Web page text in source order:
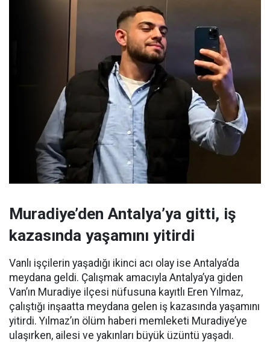
Muradiye’den Antalya’ya gitti, iş
kazasında yaşamını yitirdi
Vanlı işçilerin yaşadığı ikinci acı olay ise Antalya’da
meydana geldi. Çalışmak amacıyla Antalya’ya giden
Van’ın Muradiye ilçesi nüfusuna kayıtlı Eren Yılmaz,
çalıştığı inşaatta meydana gelen iş kazasında yaşamını
yitirdi. Yılmaz’ın ölüm haberi memleketi Muradiye’ye
ulaşırken, ailesi ve yakınları büyük üzüntü yaşadı.